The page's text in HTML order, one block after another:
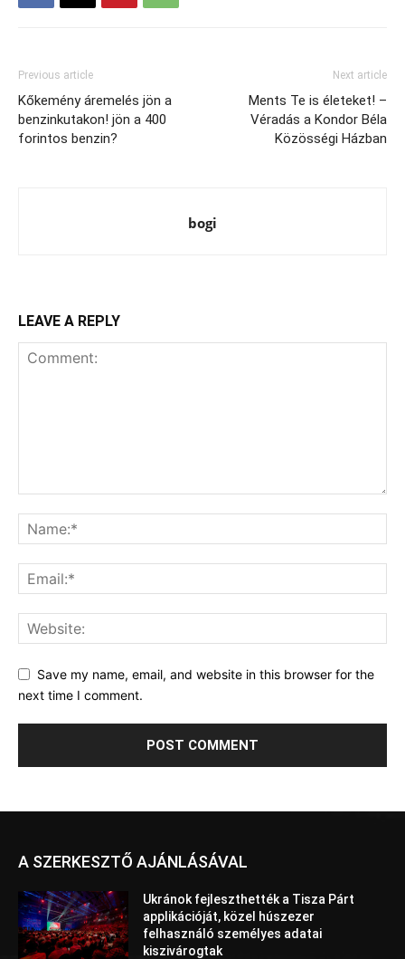
Previous article
Kőkemény áremelés jön a
benzinkutakon! jön a 400
forintos benzin?
Next article
Ments Te is életeket! –
Véradás a Kondor Béla
Közösségi Házban
bogi
LEAVE A REPLY
Save my name, email, and website in this browser for the
next time I comment.
A SZERKESZTŐ AJÁNLÁSÁVAL
Ukránok fejleszthették a Tisza Párt
applikációját, közel húszezer
felhasználó személyes adatai
kiszivárogtak